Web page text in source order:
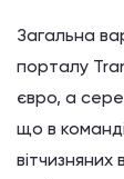
Загальна
порталу
євро, а
що в